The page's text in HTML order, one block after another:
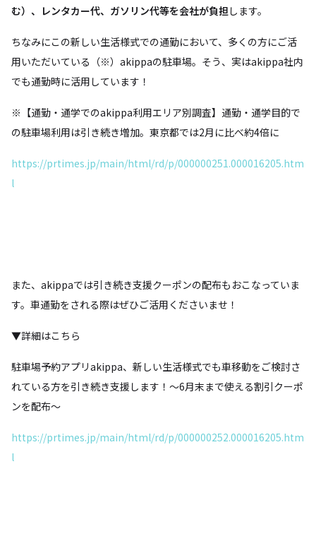
む）、レンタカー代、ガソリン代等を会社が負担します。
ちなみにこの新しい生活様式での通勤において、多くの方にご活
用いただいている（※）akippaの駐車場。そう、実はakippa社内
でも通勤時に活用しています！
※【通勤・通学でのakippa利用エリア別調査】通勤・通学目的で
の駐車場利用は引き続き増加。東京都では2月に比べ約4倍に
https://prtimes.jp/main/html/rd/p/000000251.000016205.htm
l
また、akippaでは引き続き支援クーポンの配布もおこなっていま
す。車通勤をされる際はぜひご活用くださいませ！
▼詳細はこちら
駐車場予約アプリakippa、新しい生活様式でも車移動をご検討さ
れている方を引き続き支援します！〜6月末まで使える割引クーポ
ンを配布〜
https://prtimes.jp/main/html/rd/p/000000252.000016205.htm
l